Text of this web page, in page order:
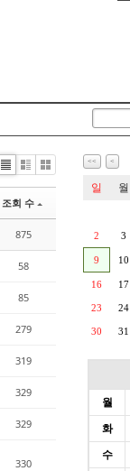
ListZineGallery
조회 수
875
58
85
279
319
329
329
330
<< <
일
월
2 3
9 10
16 17
23 24
30 31
월
화
수